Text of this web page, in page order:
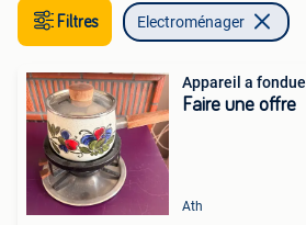
Filtres Electroménager
Appareil a fondue
Faire une offre
Ath